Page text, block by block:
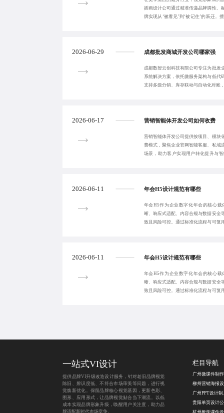
插画设计公司通过精准传递品牌调性、
牌实现从‘被看见’到‘被记住’的跃迁。
2026-06-29 成都批发商城开发公司哪家强
成都数智云创科技有限公司专注为批发
系统解决方案，依托微服务架构与低代
支持多级分销、库存联动与自动化对账
2026-06-17 营销智能体开发公司如何收费
营销智能体开发公司提供按项目、模块
费模式，聚焦企业官网智能客服、私域
场景，助力客户实现用户转化提升与
2026-06-11 年会H5设计规范有哪些
年会H5作为企业数字化年会的核心
晰、响应式适配、内容合规与数据安全
致且风险可控。通过标准化流程与可复
2026-06-11 年会H5设计规范有哪些
年会H5作为企业数字化年会的核心
晰、响应式适配、内容合规与数据安全
致且风险可控。通过标准化流程与可复
一站式VI设计
提供品牌VI升级改造设计服务，针对老旧品牌视觉
陈旧、辨识度低、不符合市场审美等问题，进行视
觉焕新优化。保留品牌核心视觉基因，更新色彩、
图形、应用形式，让品牌视觉贴合当下潮流。以低
成本实现品牌形象升级，唤醒用户关注度，助力品
牌适配新时代市场竞争。
栏目导航
柳州营销海报
贵阳单页设计